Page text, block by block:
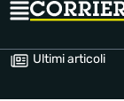
Ultimi articoli